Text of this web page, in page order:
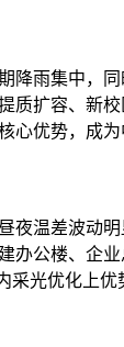
雨集中，
扩容、新
心优势，成
温差波动
公楼、企
采光优化上